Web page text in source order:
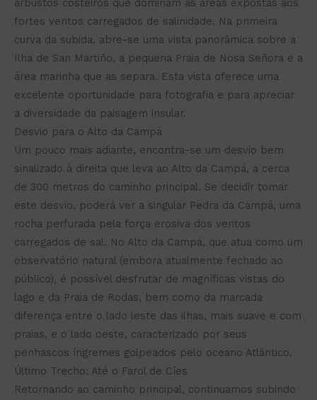
fortes ventos carregados de salinidade. Na primeira
curva da subida, abre-se uma vista panorâmica sobre a
Ilha de San Martiño, a pequena Praia de Nosa Señora e a
área marinha que as separa. Esta vista oferece uma
excelente oportunidade para fotografia e para apreciar
a diversidade da paisagem insular.
Desvio para o Alto da Campá
Um pouco mais adiante, encontra-se um desvio bem
sinalizado à direita que leva ao Alto da Campá, a cerca
de 300 metros do caminho principal. Se decidir tomar
este desvio, poderá ver a singular Pedra da Campá, uma
rocha perfurada pela força erosiva dos ventos
carregados de sal. No Alto da Campá, que atua como um
observatório natural (embora atualmente fechado ao
público), é possível desfrutar de magníficas vistas do
lago e da Praia de Rodas, bem como da marcada
diferença entre o lado leste das ilhas, mais suave e com
praias, e o lado oeste, caracterizado por seus
penhascos íngremes golpeados pelo oceano Atlântico.
Último Trecho: Até o Farol de Cíes
Retornando ao caminho principal, continuamos subindo